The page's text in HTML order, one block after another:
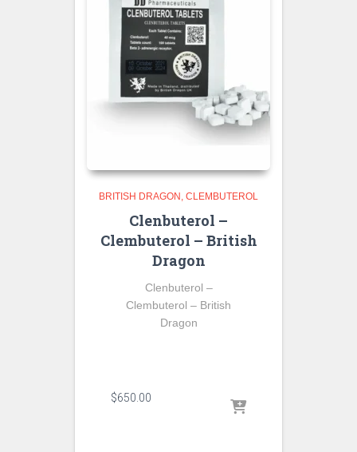
BRITISH DRAGON CLEMBUTEROL
Clenbuterol –
Clembuterol – British
Dragon
Clenbuterol –
Clembuterol – British
Dragon
$650.00